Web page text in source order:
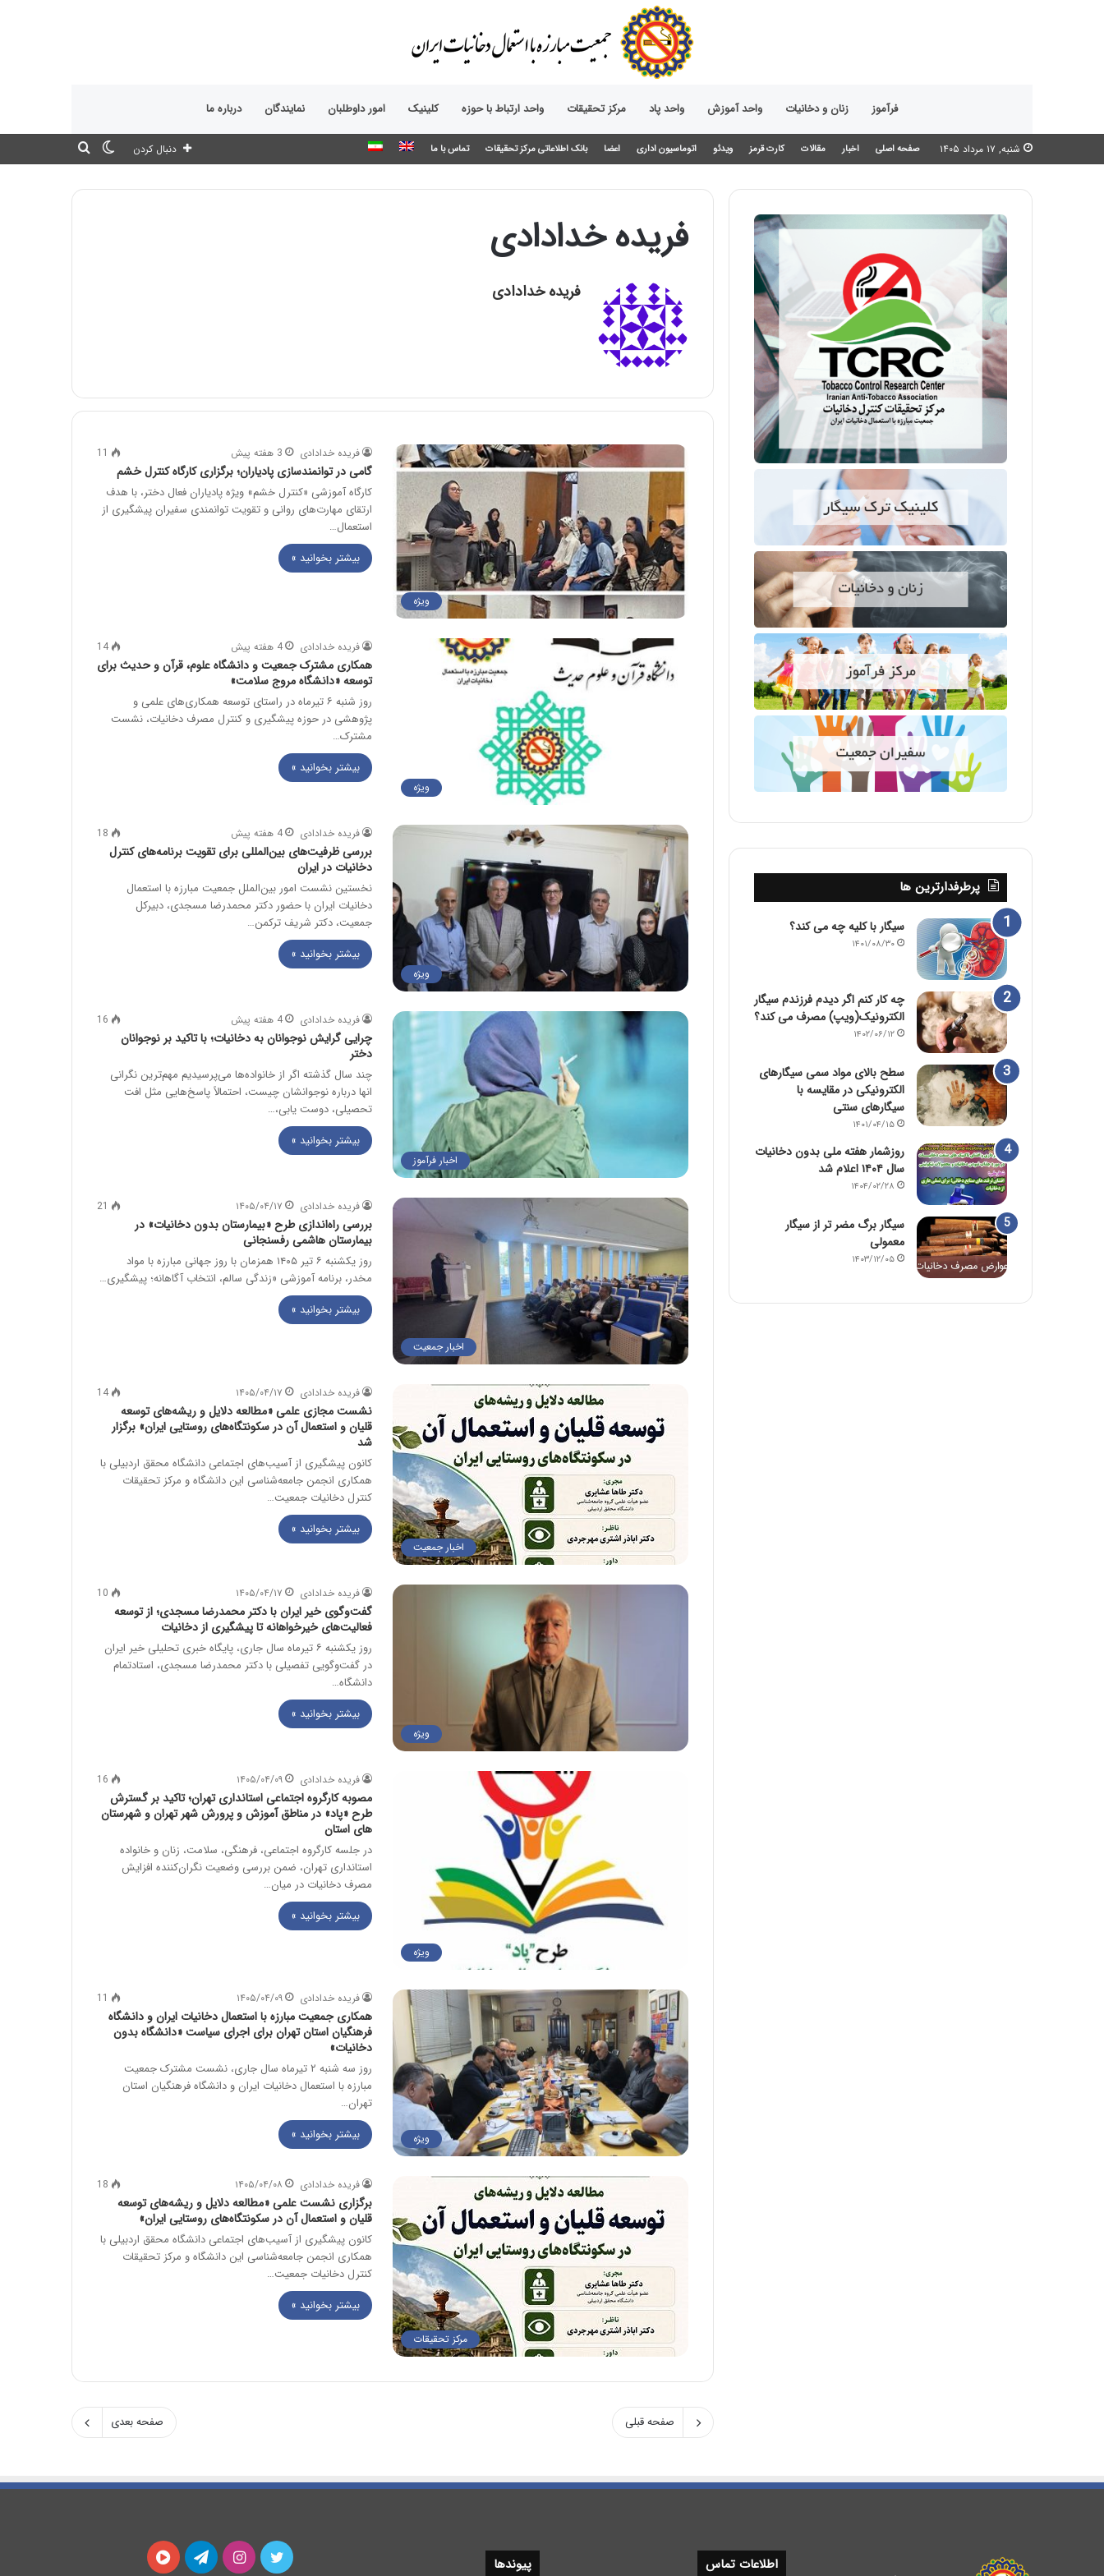
فرآموز زنان و دخانیات واحد آموزش واحد پاد مرکز تحقیقات واحد ارتباط با حوزه‌ کلینیک امور داوطلبان نمایندگان درباره ما
شنبه, ۱۷ مرداد ۱۴۰۵ صفحه اصلی اخبار مقالات کارت قرمز ویدئو اتوماسیون اداری اعضا بانک اطلاعاتی مرکز تحقیقات تماس با ما
تغییر
دنبال کردن
فریده خدادادی
فریده خدادادی
ویژه
فریده خدادادی 3 هفته پیش 11
گامی در توانمندسازی پادیاران؛ برگزاری کارگاه کنترل خشم
کارگاه آموزشی «کنترل خشم» ویژه پادیاران فعال دختر، با هدف
ارتقای مهارت‌های روانی و تقویت توانمندی سفیران پیشگیری از
استعمال…
بیشتر بخوانید »
ویژه
فریده خدادادی 4 هفته پیش 14
همکاری مشترک جمعیت و دانشگاه علوم، قرآن و حدیث برای
توسعه «دانشگاه مروج سلامت»
روز شنبه ۶ تیرماه در راستای توسعه همکاری‌های علمی و
پژوهشی در حوزه پیشگیری و کنترل مصرف دخانیات، نشست
مشترک…
بیشتر بخوانید »
ویژه
فریده خدادادی 4 هفته پیش 18
بررسی ظرفیت‌های بین‌المللی برای تقویت برنامه‌های کنترل
دخانیات در ایران
نخستین نشست امور بین‌الملل جمعیت مبارزه با استعمال
دخانیات ایران با حضور دکتر محمدرضا مسجدی، دبیرکل
جمعیت، دکتر شریف ترکمن…
بیشتر بخوانید »
اخبار فرآموز
فریده خدادادی 4 هفته پیش 16
چرایی گرایش نوجوانان به دخانیات؛ با تاکید بر نوجوانان
دختر
چند سال گذشته اگر از خانواده‌ها می‌پرسیدیم مهم‌ترین نگرانی
انها درباره نوجوانشان چیست، احتمالاً پاسخ‌هایی مثل افت
تحصیلی، دوست یابی،…
بیشتر بخوانید »
اخبار جمعیت
فریده خدادادی ۱۴۰۵/۰۴/۱۷ 21
بررسی راه‌اندازی طرح «بیمارستان بدون دخانیات» در
بیمارستان هاشمی رفسنجانی
روز یکشنبه ۶ تیر ۱۴۰۵ همزمان با روز جهانی مبارزه با مواد
مخدر، برنامه آموزشی «زندگی سالم، انتخاب آگاهانه؛ پیشگیری…
بیشتر بخوانید »
اخبار جمعیت
فریده خدادادی ۱۴۰۵/۰۴/۱۷ 14
نشست مجازی علمی «مطالعه دلایل و ریشه‌های توسعه
قلیان و استعمال آن در سکونتگاه‌های روستایی ایران» برگزار
شد
کانون پیشگیری از آسیب‌های اجتماعی دانشگاه محقق اردبیلی با
همکاری انجمن جامعه‌شناسی این دانشگاه و مرکز تحقیقات
کنترل دخانیات جمعیت…
بیشتر بخوانید »
ویژه
فریده خدادادی ۱۴۰۵/۰۴/۱۷ 10
گفت‌وگوی خیر ایران با دکتر محمدرضا مسجدی؛ از توسعه
فعالیت‌های خیرخواهانه تا پیشگیری از دخانیات
روز یکشنبه ۶ تیرماه سال جاری، پایگاه خبری تحلیلی خیر ایران
در گفت‌وگویی تفصیلی با دکتر محمدرضا مسجدی، استادتمام
دانشگاه…
بیشتر بخوانید »
ویژه
فریده خدادادی ۱۴۰۵/۰۴/۰۹ 16
مصوبه کارگروه اجتماعی استانداری تهران؛ تاکید بر گسترش
طرح «پاد» در مناطق آموزش و پرورش شهر تهران و شهرستان
های استان
در جلسه کارگروه اجتماعی، فرهنگی، سلامت، زنان و خانواده
استانداری تهران، ضمن بررسی وضعیت نگران‌کننده افزایش
مصرف دخانیات در میان…
بیشتر بخوانید »
ویژه
فریده خدادادی ۱۴۰۵/۰۴/۰۹ 11
همکاری جمعیت مبارزه با استعمال دخانیات ایران و دانشگاه
فرهنگیان استان تهران برای اجرای سیاست «دانشگاه بدون
دخانیات»
روز سه شنبه ۲ تیرماه سال جاری، نشست مشترک جمعیت
مبارزه با استعمال دخانیات ایران و دانشگاه فرهنگیان استان
تهران…
بیشتر بخوانید »
مرکز تحقیقات
فریده خدادادی ۱۴۰۵/۰۴/۰۸ 18
برگزاری نشست علمی «مطالعه دلایل و ریشه‌های توسعه
قلیان و استعمال آن در سکونتگاه‌های روستایی ایران»
کانون پیشگیری از آسیب‌های اجتماعی دانشگاه محقق اردبیلی با
همکاری انجمن جامعه‌شناسی این دانشگاه و مرکز تحقیقات
کنترل دخانیات جمعیت…
بیشتر بخوانید »
صفحه قبلی صفحه بعدی
پرطرفدارترین ها
سیگار با کلیه چه می کند؟
۱۴۰۱/۰۸/۳۰
چه کار کنم اگر دیدم فرزندم سیگار
الکترونیک(ویپ) مصرف می کند؟
۱۴۰۲/۰۶/۱۲
سطح بالای مواد سمی سیگارهای
الکترونیکی در مقایسه با
سیگارهای سنتی
۱۴۰۱/۰۴/۱۵
روزشمار هفته ملی بدون دخانیات
سال ۱۴۰۴ اعلام شد
۱۴۰۴/۰۲/۲۸
سیگار برگ مضر تر از سیگار
معمولی
۱۴۰۳/۱۲/۰۵
اطلاعات تماس پیوندها توییتر اینستاگرامتلگرام آپارات